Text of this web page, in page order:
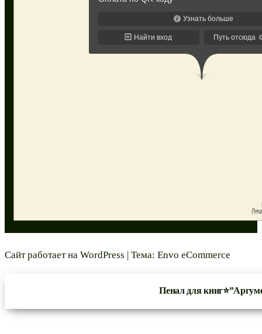
Сайт работает на WordPress | Тема: Envo eCommerce
Пенал для